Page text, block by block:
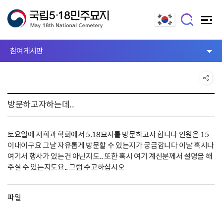
참여게시판
방문하고자하는데..
토요일에 저희과 학회에서 5.18묘지를 방문하고자 합니다 인원은 15
이내이구요 그날 자유롭게 방문할 수 있는지가 궁금합니다 이날 혹시나
여기서 행사가 있는건 아닌지도.. 또한 혹시 여기 계신분께서 설명을 해
주실 수 있는지도요.. 그럼 수고하십시오
파일